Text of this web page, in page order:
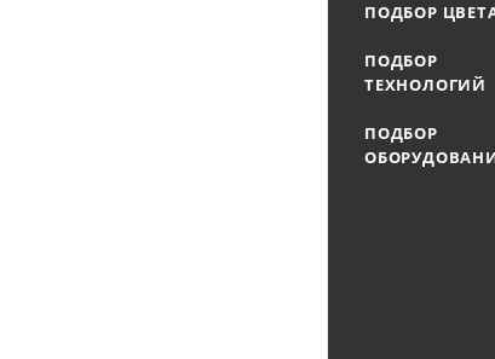
ПОДБОР
ПОДБОР
ТЕХНОЛОГИЙ
ПОДБОР